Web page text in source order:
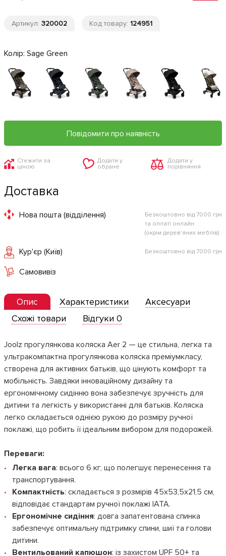
Артикул: 320002 Код товару: 124951
Колір: Sage Green
Повідомити про наявність
Стежити за
ціною
Додати у
обране
Додати у
порівняння
Доставка
Нова пошта (відділення)
Безкоштовно від 7000 грн
та оплаті онлайн
(окрім дерев'яних меблів)
Кур'єр (Київ) Безкоштовно від 7000 грн
Самовивіз
Опис Характеристики
Аксесуари
Схожі товари
Відгуки 0
Joolz прогулянкова коляска Aer 2 — це стильна, легка та
ультракомпактна прогулянкова коляска преміумкласу,
створена для активних батьків, що цінують комфорт та
мобільність. Завдяки інноваційному дизайну та
ергономічному сидінню вона забезпечує зручність для
дитини та легкість у використанні для батьків. Коляска
легко складається однією рукою до розміру ручної
поклажі, що робить її ідеальним вибором для подорожей.
Переваги:
Легка вага: всього 6 кг, що полегшує перенесення та
транспортування.
Компактність: складається з розмірів 45х53,5х21,5 см,
відповідає стандартам ручної поклажі IATA.
Ергономічне сидіння: довга запатентована спинка
забезпечує оптимальну підтримку спини, шиї та голови
дитини.
Вентильований капюшон: із захистом UPF 50+ та